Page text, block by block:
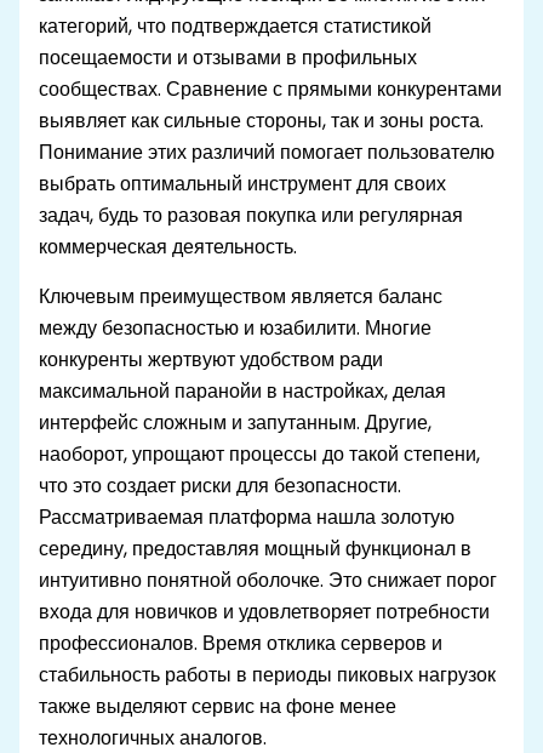
категорий, что подтверждается статистикой
посещаемости и отзывами в профильных
сообществах. Сравнение с прямыми конкурентами
выявляет как сильные стороны, так и зоны роста.
Понимание этих различий помогает пользователю
выбрать оптимальный инструмент для своих
задач, будь то разовая покупка или регулярная
коммерческая деятельность.
Ключевым преимуществом является баланс
между безопасностью и юзабилити. Многие
конкуренты жертвуют удобством ради
максимальной паранойи в настройках, делая
интерфейс сложным и запутанным. Другие,
наоборот, упрощают процессы до такой степени,
что это создает риски для безопасности.
Рассматриваемая платформа нашла золотую
середину, предоставляя мощный функционал в
интуитивно понятной оболочке. Это снижает порог
входа для новичков и удовлетворяет потребности
профессионалов. Время отклика серверов и
стабильность работы в периоды пиковых нагрузок
также выделяют сервис на фоне менее
технологичных аналогов.